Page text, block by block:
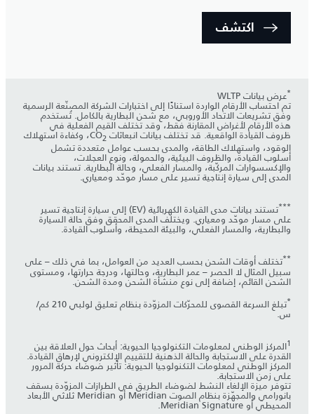
اكتشف
*عرض بيانات WLTP
تم احتساب الأرقام الواردة استنادًا إلى اختبارات الشركة المصنّعة الرسمية
وفق تشريعات الاتحاد الأوروبي، مع شحن البطارية بالكامل. تُستخدم
هذه الأرقام لأغراض المقارنة فقط، وقد تختلف القيم الفعلية في
ظروف القيادة الواقعية. قد تختلف بيانات انبعاثات CO 2
، وكفاءة استهلاك
الوقود، واستهلاك الطاقة، والمدى بحسب عوامل متعددة تشمل
أسلوب القيادة، والظروف البيئية، والحمولة، ونوع العجلات،
والإكسسوارات المركّبة، والمسار الفعلي، وحالة البطارية. تستند بيانات
المدى إلى سيارة إنتاجية تسير على مسار موحّد ومعياري.
*** تستند بيانات مدى القيادة الكهربائية (EV) إلى سيارة إنتاجية تسير
على مسار موحّد ومعياري. ويختلف المدى المحقق وفق حالة السيارة
والبطارية، والمسار الفعلي، والبيئة المحيطة، وأسلوب القيادة.
**تختلف أوقات الشحن بحسب العديد من العوامل، بما في ذلك – على
سبيل المثال لا الحصر – عمر البطارية، وحالتها، ودرجة حرارتها، ومستوى
الشحن القائم، إضافة إلى نوع منشأة الشحن ومدة الشحن.
* تبلغ السرعة القصوى للمحرّكات المزوّدة بنظام تعليق لولبي 210 كم/
س.
1المركز الوطني لمعلومات التكنولوجيا الحيوية: أبحاث حول العلاقة بين
القدرة على الاستجابة والحالة الذهنية للتقييم الإلكتروني لإرهاق القيادة.
المركز الوطني لمعلومات التكنولوجيا الحيوية: تأثير ضوضاء حركة المرور
على زمن الاستجابة.
تتوفر ميزة الإلغاء النشط لضوضاء الطريق في الطرازات المزوّدة بسقف
بانورامي والمجهّزة بنظام الصوت Meridian أو Meridian ثلاثي الأبعاد
المحيطي أو Meridian Signature.